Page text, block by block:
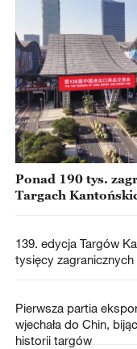
Ponad 190 tys.
Targach
139. edycja Targów
tysięcy
Pierwsza partia
wjechała do Chin,
historii targów